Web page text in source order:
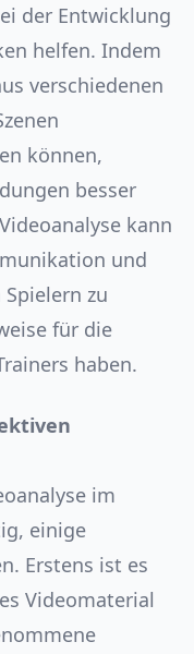
der Entwicklung
helfen. Indem
verschiedenen
können,
besser
kann
und
zu
für die
haben.
im
einige
Erstens ist es
Videomaterial